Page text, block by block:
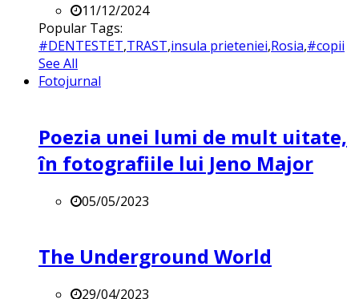
11/12/2024
Popular Tags:
#DENTESTET,TRAST,insula prieteniei,Rosia,#copii
See All
Fotojurnal
Poezia unei lumi de mult uitate,
în fotografiile lui Jeno Major
05/05/2023
The Underground World
29/04/2023